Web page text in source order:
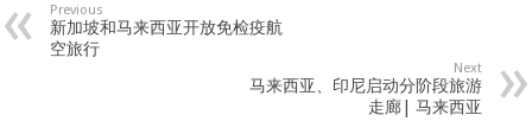
Previous
新加坡和马来西亚开放免检疫航
空旅行
Next
马来西亚、印尼启动分阶段旅游
走廊| 马来西亚